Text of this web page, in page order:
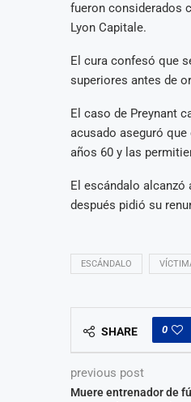
fueron considerados
Lyon Capitale.
El cura confesó que
superiores antes de
El caso de Preynant
acusado aseguró
años 60 y las
El escándalo alcanzó
después pidió su
ESCÁNDALO
SHARE 0
previous post
Muere entrenador de